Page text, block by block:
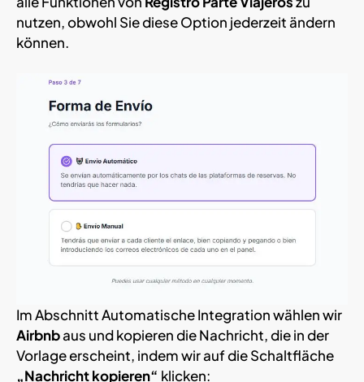
nutzen, obwohl Sie diese Option jederzeit ändern
können.
Im Abschnitt Automatische Integration wählen wir
Airbnbaus und kopieren die Nachricht, die in der
Vorlage erscheint, indem wir auf die Schaltfläche
„Nachricht kopieren“ klicken: